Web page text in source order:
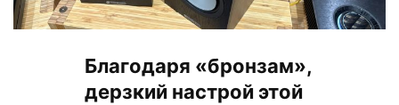
Благодаря «бронзам»,
дерзкий настрой этой